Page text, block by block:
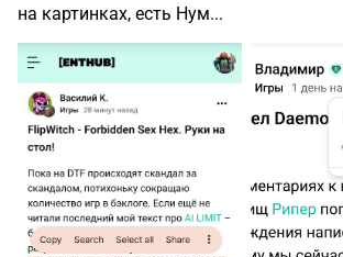
на картинках, есть Нум...